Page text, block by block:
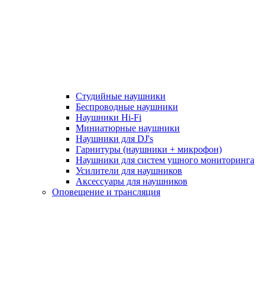
Студийные наушники
Беспроводные наушники
Наушники Hi-Fi
Миниатюрные наушники
Наушники для DJ's
Гарнитуры (наушники + микрофон)
Наушники для систем ушного мониторинга
Усилители для наушников
Аксессуары для наушников
Оповещение и трансляция